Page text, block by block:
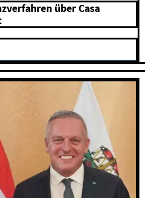
über Casa